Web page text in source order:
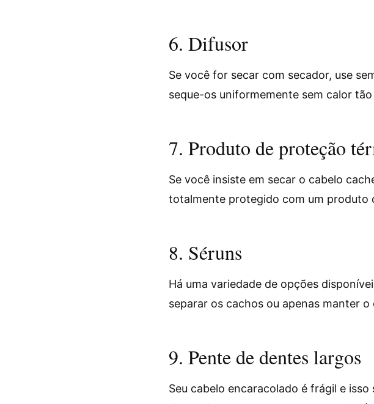
6. Difusor
Se você for secar com secador, use
seque-os uniformemente sem calor
7. Produto de proteção
Se você insiste em secar o cabelo
totalmente protegido com um produto
8. Séruns
Há uma variedade de opções
separar os cachos ou apenas manter
9. Pente de dentes largos
Seu cabelo encaracolado é frágil e